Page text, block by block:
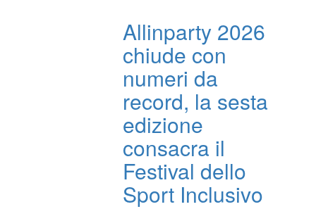
Allinparty 2026
chiude con
numeri da
record, la sesta
edizione
consacra il
Festival dello
Sport Inclusivo